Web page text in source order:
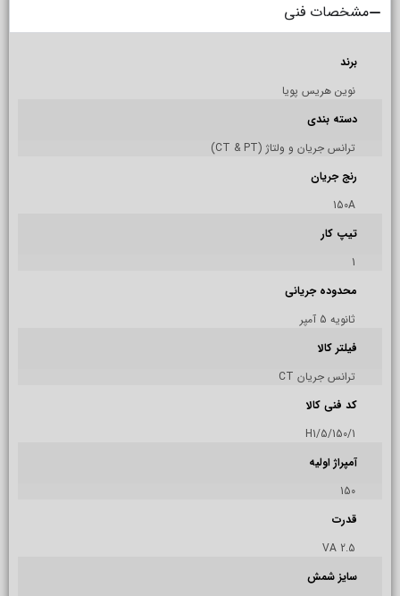
مشخصات فنی
برند
نوین هریس پویا
دسته بندی
ترانس جریان و ولتاژ (CT & PT)
رنج جریان
150A
تیپ کار
1
محدوده جریانی
ثانویه 5 آمپر
فیلتر کالا
ترانس جریان CT
کد فنی کالا
H1/5/150/1
آمپراژ اولیه
150
قدرت
2.5 VA
سایز شمش